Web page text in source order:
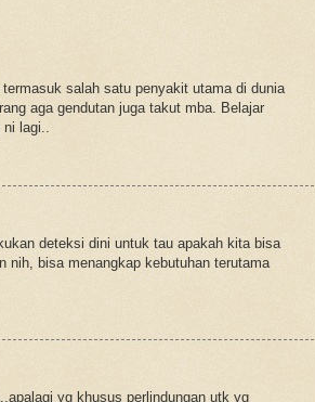
salah satu penyakit utama di dunia
aga gendutan juga takut mba. Belajar
ni lagi..
deteksi dini untuk tau apakah kita bisa
nih, bisa menangkap kebutuhan terutama
yg khusus perlindungan utk yg